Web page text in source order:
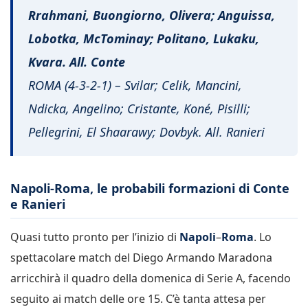
Rrahmani, Buongiorno, Olivera; Anguissa,
Lobotka, McTominay; Politano, Lukaku,
Kvara. All. Conte
ROMA (4-3-2-1) – Svilar; Celik, Mancini,
Ndicka, Angelino; Cristante, Koné, Pisilli;
Pellegrini, El Shaarawy; Dovbyk. All. Ranieri
Napoli-Roma, le probabili formazioni di Conte
e Ranieri
Quasi tutto pronto per l’inizio di Napoli–Roma. Lo
spettacolare match del Diego Armando Maradona
arricchirà il quadro della domenica di Serie A, facendo
seguito ai match delle ore 15. C’è tanta attesa per